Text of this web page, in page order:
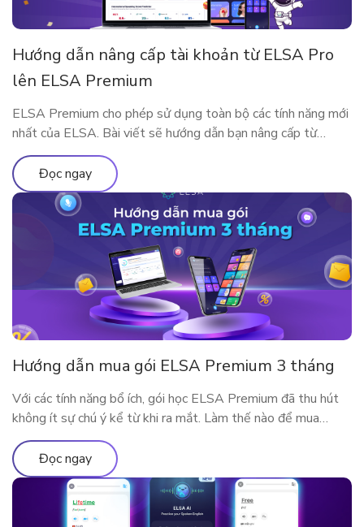
Hướng dẫn nâng cấp tài khoản từ ELSA Pro
lên ELSA Premium
ELSA Premium cho phép sử dụng toàn bộ các tính năng mới
nhất của ELSA. Bài viết sẽ hướng dẫn bạn nâng cấp từ
ELSA Pro lên ELSA Premium nhé!
Đọc ngay
Hướng dẫn mua gói ELSA Premium 3 tháng
Với các tính năng bổ ích, gói học ELSA Premium đã thu hút
không ít sự chú ý kể từ khi ra mắt. Làm thế nào để mua
ELSA Premium 3 tháng?
Đọc ngay